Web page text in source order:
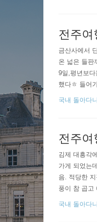
전주
금산사에서
온 넓은 들판
9일,평년보
했다ㅎ 들어
상이 잘 어울
국내 돌아다
전주여
김제 대흥각
가게 되었는
음. 적당한
풍이 참 곱고
것 같긴 하지
국내 돌아다